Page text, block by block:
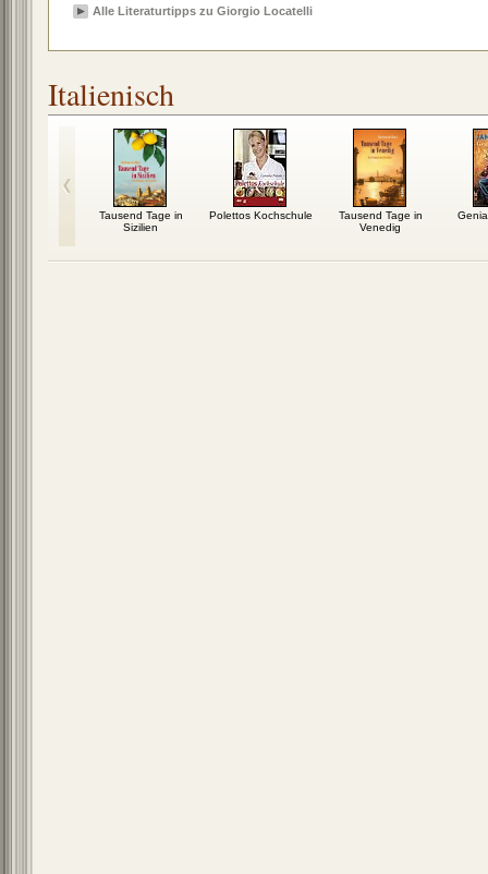
Alle Literaturtipps zu Giorgio Locatelli
Italienisch
Tausend Tage in
Sizilien
Polettos Kochschule
Tausend Tage in
Venedig